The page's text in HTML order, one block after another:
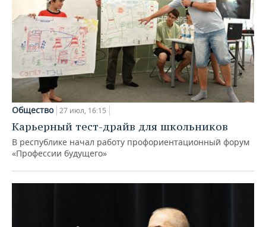
Общество 27 июл, 16:15
Карьерный тест-драйв для школьников
В республике начал работу профориентационный форум
«Профессии будущего»